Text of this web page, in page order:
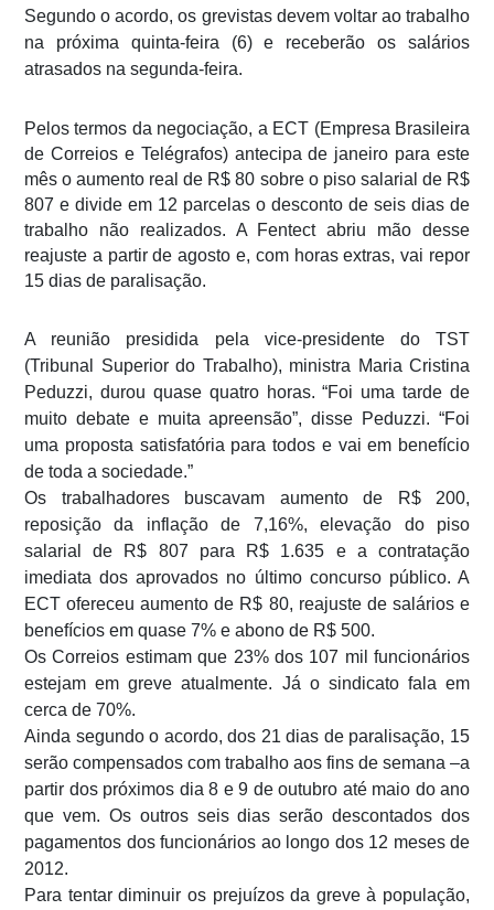
Segundo o acordo, os grevistas devem voltar ao trabalho
na próxima quinta-feira (6) e receberão os salários
atrasados na segunda-feira.
Pelos termos da negociação, a ECT (Empresa Brasileira
de Correios e Telégrafos) antecipa de janeiro para este
mês o aumento real de R$ 80 sobre o piso salarial de R$
807 e divide em 12 parcelas o desconto de seis dias de
trabalho não realizados. A Fentect abriu mão desse
reajuste a partir de agosto e, com horas extras, vai repor
15 dias de paralisação.
A reunião presidida pela vice-presidente do TST
(Tribunal Superior do Trabalho), ministra Maria Cristina
Peduzzi, durou quase quatro horas. “Foi uma tarde de
muito debate e muita apreensão”, disse Peduzzi. “Foi
uma proposta satisfatória para todos e vai em benefício
de toda a sociedade.”
Os trabalhadores buscavam aumento de R$ 200,
reposição da inflação de 7,16%, elevação do piso
salarial de R$ 807 para R$ 1.635 e a contratação
imediata dos aprovados no último concurso público. A
ECT ofereceu aumento de R$ 80, reajuste de salários e
benefícios em quase 7% e abono de R$ 500.
Os Correios estimam que 23% dos 107 mil funcionários
estejam em greve atualmente. Já o sindicato fala em
cerca de 70%.
Ainda segundo o acordo, dos 21 dias de paralisação, 15
serão compensados com trabalho aos fins de semana –a
partir dos próximos dia 8 e 9 de outubro até maio do ano
que vem. Os outros seis dias serão descontados dos
pagamentos dos funcionários ao longo dos 12 meses de
2012.
Para tentar diminuir os prejuízos da greve à população,